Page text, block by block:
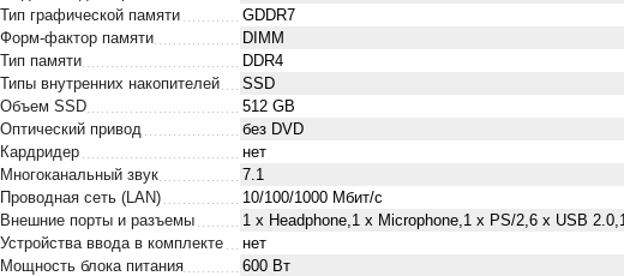
Тип графической памяти
GDDR7
Форм-фактор памяти
DIMM
Тип памяти
DDR4
Типы внутренних накопителей
SSD
Объем SSD
512 GB
Оптический привод
без DVD
Кардридер
нет
Многоканальный звук
7.1
Проводная сеть (LAN)
10/100/1000 Мбит/с
Внешние порты и разъемы
1 x Нeadphone,1 х Microphone,1 x PS/2,6 x USB
Устройства ввода в комплекте
нет
Мощность блока питания
600 Вт